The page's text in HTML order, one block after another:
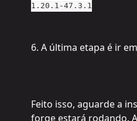
1.20.1-47.3.1
6. A última etapa é ir
Feito isso, aguarde a
forge estará rodando.